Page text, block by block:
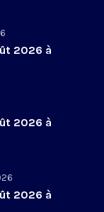
2026 à
2026 à
2026 à